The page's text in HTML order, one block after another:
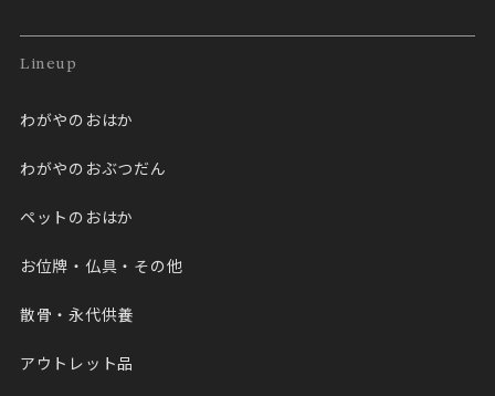
Lineup
わがやのおはか
わがやのおぶつだん
ペットのおはか
お位牌・仏具・その他
散骨・永代供養
アウトレット品